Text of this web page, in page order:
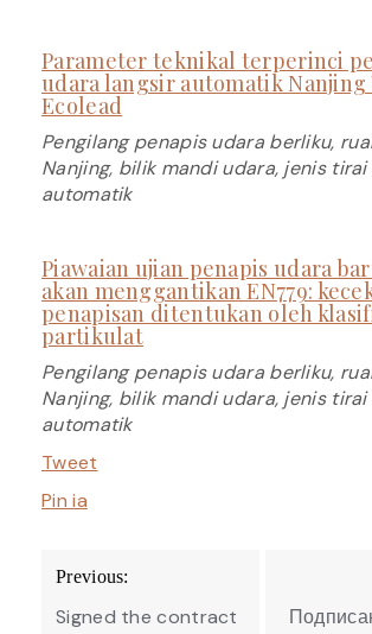
Parameter teknikal terperinci
udara langsir automatik Nanjing
Ecolead
Pengilang penapis udara berliku,
Nanjing, bilik mandi udara, jenis
automatik
Piawaian ujian penapis udara
akan menggantikan EN779:
penapisan ditentukan oleh
partikulat
Pengilang penapis udara berliku,
Nanjing, bilik mandi udara, jenis
automatik
Tweet
Pin ia
Post
navigation
Previous:
Signed the contract